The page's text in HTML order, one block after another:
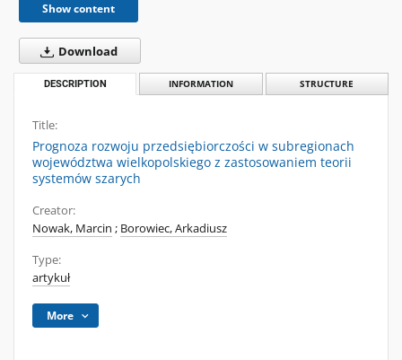
Show content
Download
DESCRIPTION INFORMATION STRUCTURE
Title:
Prognoza rozwoju przedsiębiorczości w subregionach
województwa wielkopolskiego z zastosowaniem teorii
systemów szarych
Creator:
Nowak, Marcin ; Borowiec, Arkadiusz
Type:
artykuł
More